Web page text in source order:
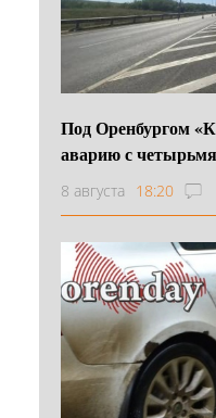
Под Оренбургом
аварию с
8 августа 18:20